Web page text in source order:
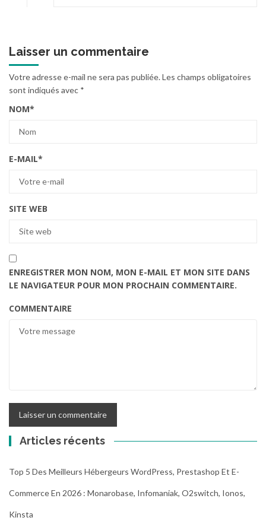
Laisser un commentaire
Votre adresse e-mail ne sera pas publiée.Les champs obligatoires
sont indiqués avec *
NOM*
E-MAIL*
SITE WEB
ENREGISTRER MON NOM, MON E-MAIL ET MON SITE DANS
LE NAVIGATEUR POUR MON PROCHAIN COMMENTAIRE.
COMMENTAIRE
Articles récents
Top 5 Des Meilleurs Hébergeurs WordPress, Prestashop Et E-
Commerce En 2026 : Monarobase, Infomaniak, O2switch, Ionos,
Kinsta